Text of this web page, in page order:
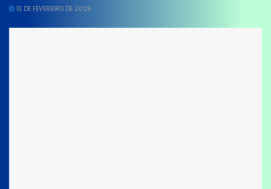
13 DE FEVEREIRO DE 2026